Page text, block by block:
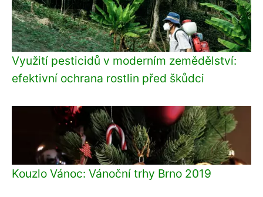
Využití pesticidů v moderním zemědělství:
efektivní ochrana rostlin před škůdci
Kouzlo Vánoc: Vánoční trhy Brno 2019